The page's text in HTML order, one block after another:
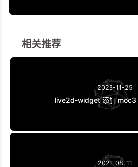
相关推荐
2023-11-25
live2d-widget 添加 moc3
2021-08-11